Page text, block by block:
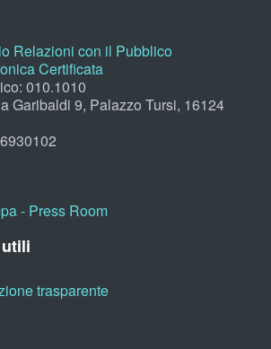
Relazioni con il Pubblico
Certificata
010.1010
Garibaldi 9, Palazzo Tursi, 16124
- Press Room
trasparente